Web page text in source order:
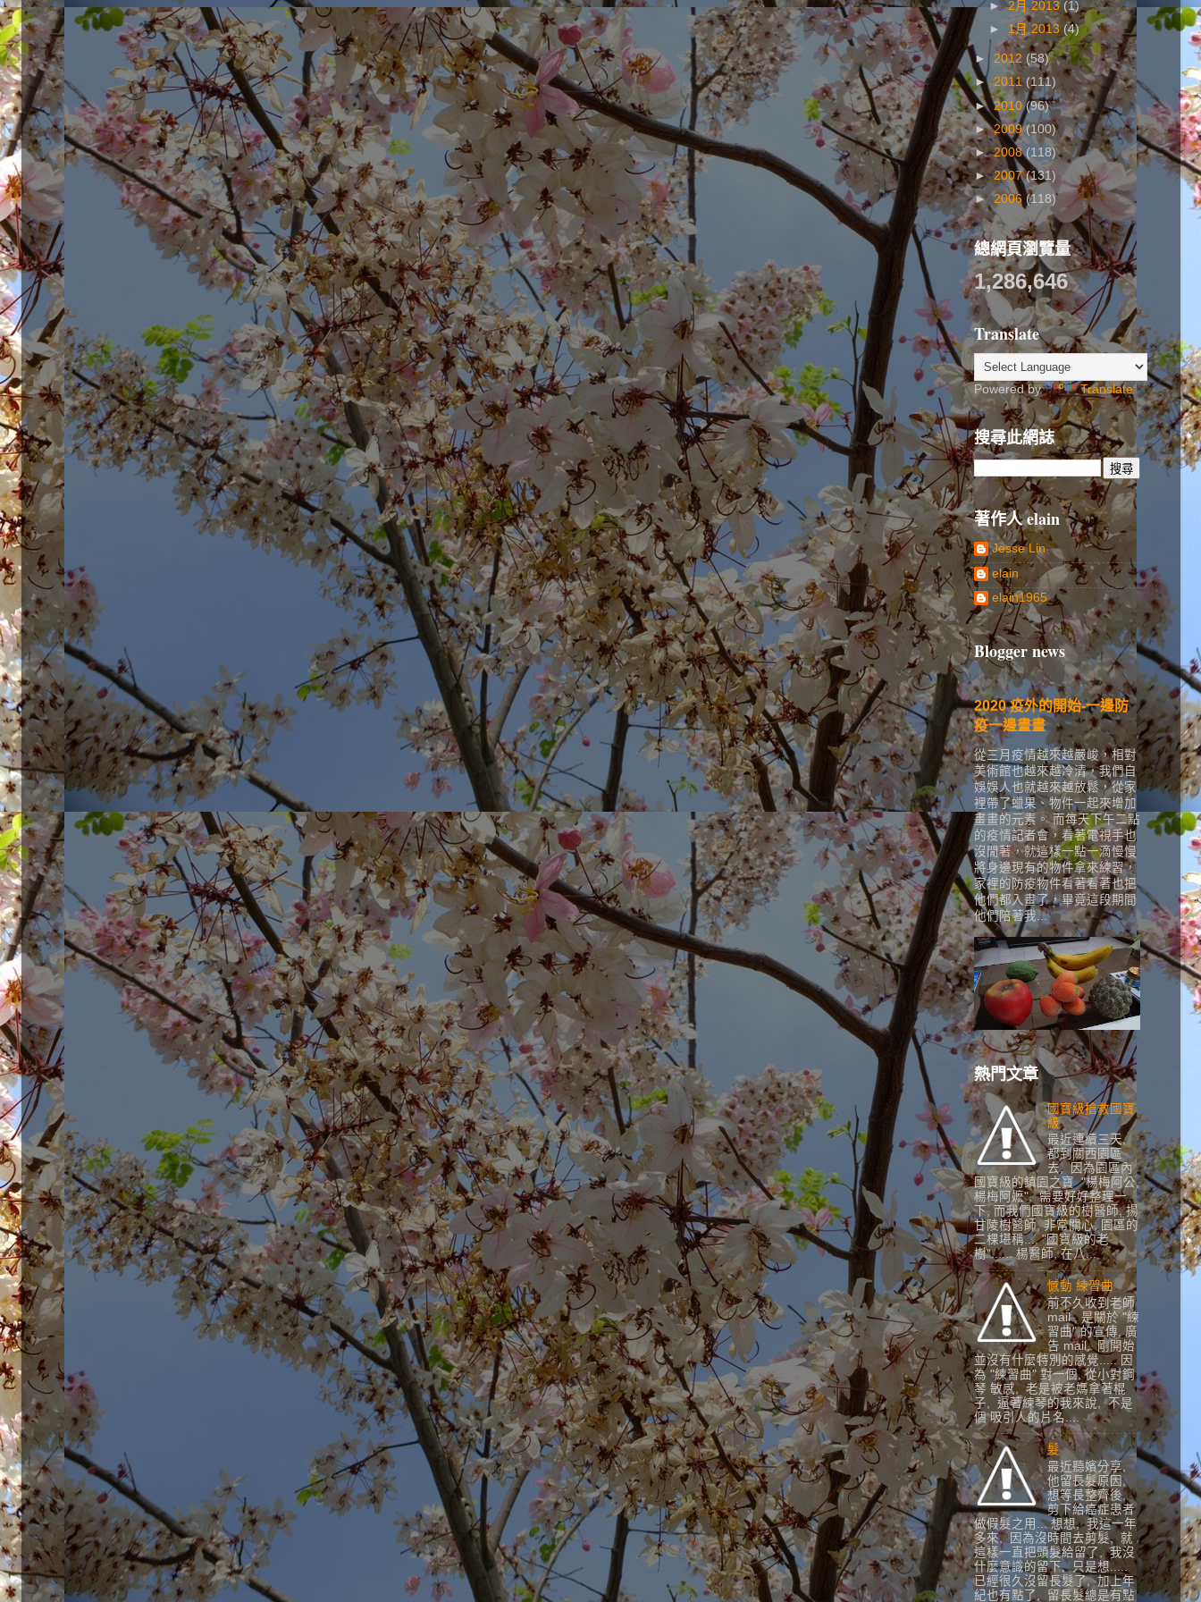
►2月 2013(1)
► 1月 2013 (4)
► 2012 (58)
►2011(111)
►2010(96)
►2009(100)
►2008 (118)
►2007(131)
►2006 (118)
總網頁瀏覽量
1,286,646
Translate
Powered by Translate
搜尋此網誌
著作人 elain
Jesse Lin
elain
elain1965
Blogger news
2020 疫外的開始-一邊防
疫一邊畫畫
從三月疫情越來越嚴峻，相對
美術館也越來越冷清，我們自
娛娛人也就越來越放鬆，從家
裡帶了蠟果、物件一起來增加
畫畫的元素。 而每天下午二點
的疫情記者會，看著電視手也
沒閒著，就這樣一點一滴慢慢
將身邊現有的物件拿來練習，
家裡的防疫物件看著看著也把
他們都入畫了，畢竟這段期間
他們陪著我...
熱門文章
國寶級搶救國寶
級
最近連續三天,
都到關西園區
去, 因為園區內
國寶級的鎮園之寶 "楊梅阿公,
楊梅阿嬷", 需要好好整理一
下, 而我們國寶級的樹醫師, 揚
甘陵樹醫師, 非常關心, 園區的
二棵堪稱.... "國寶級的老
樹"...... 楊醫師, 在八...
憾動 練習曲
前不久收到老師
mail , 是關於 "練
習曲" 的宣傳, 廣
告 mail, 剛開始
並沒有什麼特別的感覺..... 因
為 "練習曲" 對一個, 從小對鋼
琴 敏感, 老是被老媽拿著棍
子, 逼著練琴的我來說, 不是
個 吸引人的片名....
髮
最近聽嬪分享,
他留長髮原因,
想等長整齊後,
剪下給癌症患者
做假髮之用... 想想, 我這一年
多來, 因為沒時間去剪髮, 就
這樣一直把頭髮給留了, 我沒
什麼意識的留下, 只是想.....
已經很久沒留長髮了, 加上年
紀也有點了, 留長髮總是有點